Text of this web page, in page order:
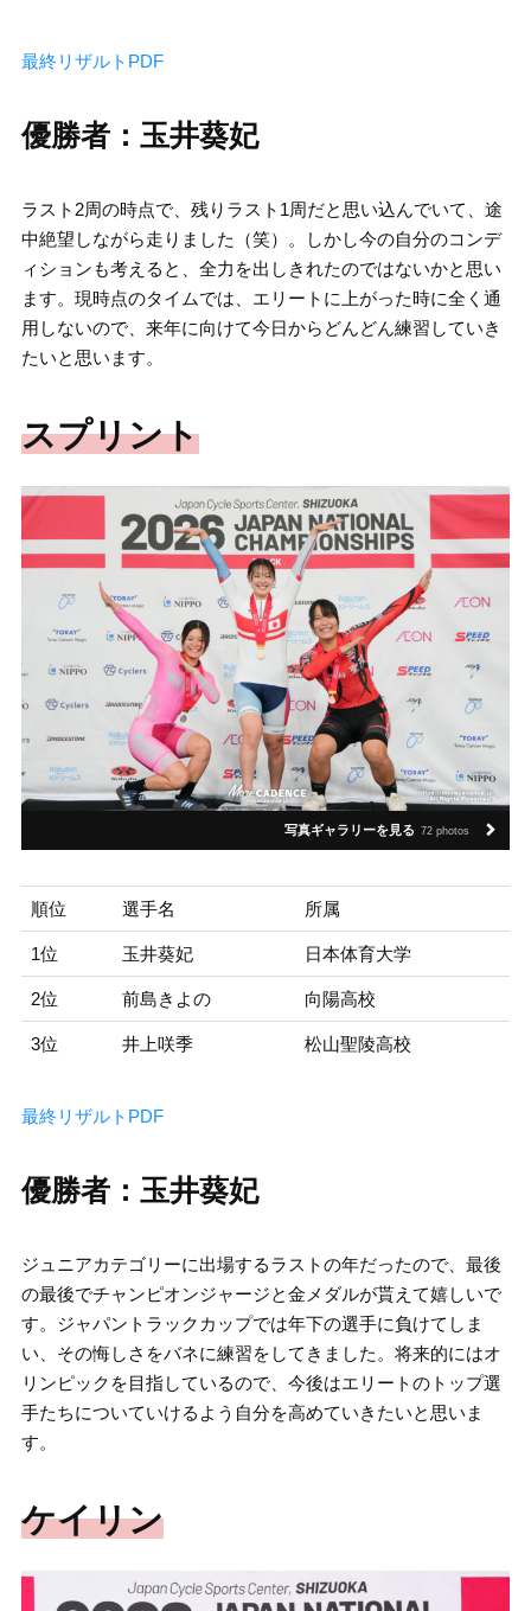
最終リザルトPDF
優勝者：玉井葵妃
ラスト2周の時点で、残りラスト1周だと思い込んでいて、途
中絶望しながら走りました（笑）。しかし今の自分のコンデ
ィションも考えると、全力を出しきれたのではないかと思い
ます。現時点のタイムでは、エリートに上がった時に全く通
用しないので、来年に向けて今日からどんどん練習していき
たいと思います。
スプリント
写真ギャラリーを見る 72 photos
順位 選手名 所属
1位 玉井葵妃 日本体育大学
2位 前島きよの 向陽高校
3位 井上咲季 松山聖陵高校
最終リザルトPDF
優勝者：玉井葵妃
ジュニアカテゴリーに出場するラストの年だったので、最後
の最後でチャンピオンジャージと金メダルが貰えて嬉しいで
す。ジャパントラックカップでは年下の選手に負けてしま
い、その悔しさをバネに練習をしてきました。将来的にはオ
リンピックを目指しているので、今後はエリートのトップ選
手たちについていけるよう自分を高めていきたいと思いま
す。
ケイリン